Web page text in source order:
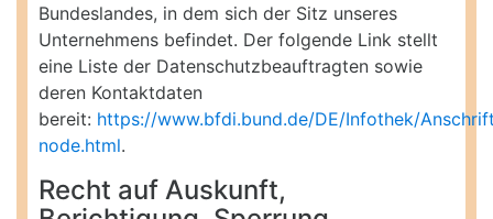
Bundeslandes, in dem sich der Sitz unseres
Unternehmens befindet. Der folgende Link stellt
eine Liste der Datenschutzbeauftragten sowie
deren Kontaktdaten
bereit: https://www.bfdi.bund.de/DE/Infothek/
node.html.
Recht auf Auskunft,